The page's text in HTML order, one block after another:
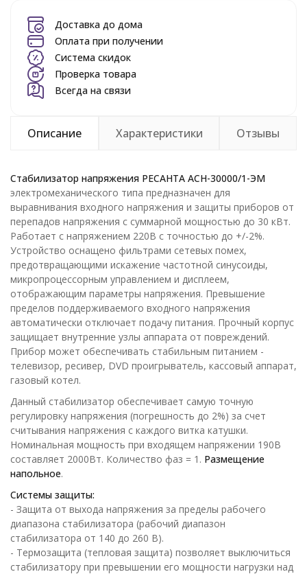
Доставка до дома
Оплата при получении
Система скидок
Проверка товара
Всегда на связи
Описание Характеристики Отзывы
Стабилизатор напряжения РЕСАНТА АСН-30000/1-ЭМ
электромеханического типа предназначен для
выравнивания входного напряжения и защиты приборов от
перепадов напряжения с суммарной мощностью до 30 кВт.
Работает с напряжением 220В с точностью до +/-2%.
Устройство оснащено фильтрами сетевых помех,
предотвращающими искажение частотной синусоиды,
микропроцессорным управлением и дисплеем,
отображающим параметры напряжения. Превышение
пределов поддерживаемого входного напряжения
автоматически отключает подачу питания. Прочный корпус
защищает внутренние узлы аппарата от повреждений.
Прибор может обеспечивать стабильным питанием -
телевизор, ресивер, DVD проигрыватель, кассовый аппарат,
газовый котел.
Данный стабилизатор обеспечивает самую точную
регулировку напряжения (погрешность до 2%) за счет
считывания напряжения с каждого витка катушки.
Номинальная мощность при входящем напряжении 190В
составляет 2000Вт. Количество фаз = 1. Размещение
напольное.
Системы защиты:
- Защита от выхода напряжения за пределы рабочего
диапазона стабилизатора (рабочий диапазон
стабилизатора от 140 до 260 В).
- Термозащита (тепловая защита) позволяет выключиться
стабилизатору при превышении его мощности нагрузки над